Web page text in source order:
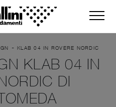
- KLAB 04 IN ROVERE NORDIC
KLAB 04 IN
DI